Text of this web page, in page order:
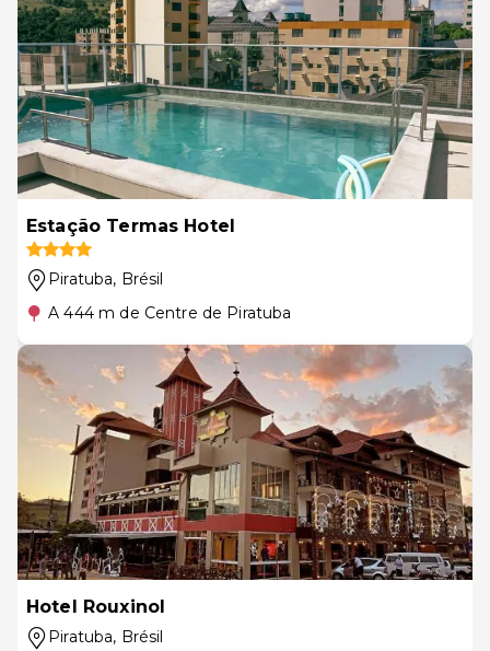
Estação Termas Hotel
Piratuba, Brésil
A 444 m de Centre de Piratuba
Hotel Rouxinol
Piratuba, Brésil